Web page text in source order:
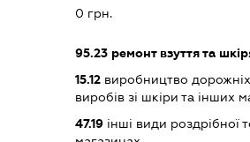
0 грн.
95.23ремонт взуття та
15.12виробництво
виробів зі шкіри та інших
47.19інші види роздрібної